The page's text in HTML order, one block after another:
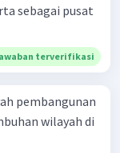
sebagai pusat
terverifikasi
pembangunan
wilayah di